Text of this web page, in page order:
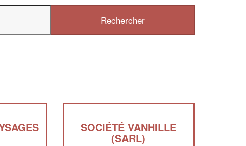
SOCIÉTÉ VANHILLE
(SARL)
✕
Vous êtes un
nouveaux clients